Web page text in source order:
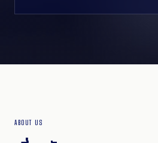
ABOUT US